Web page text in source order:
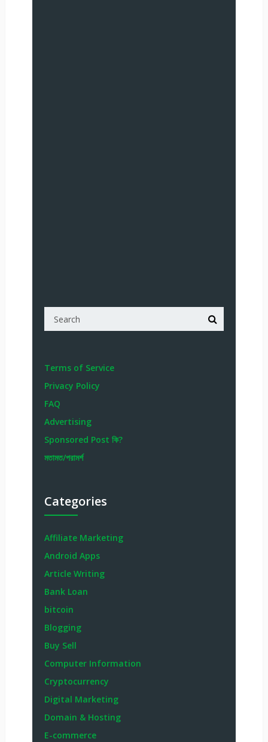
Terms of Service
Privacy Policy
FAQ
Advertising
Sponsored Post কি?
মতামত/পরামর্শ
Categories
Affiliate Marketing
Android Apps
Article Writing
Bank Loan
bitcoin
Blogging
Buy Sell
Computer Information
Cryptocurrency
Digital Marketing
Domain & Hosting
E-commerce